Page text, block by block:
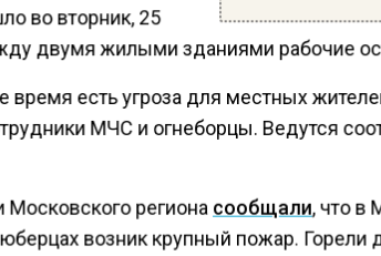
во вторник, 25
двумя жилыми зданиями рабочие
время есть угроза для местных
МЧС и огнеборцы. Ведутся
Московского региона сообщали, что в
возник крупный пожар.